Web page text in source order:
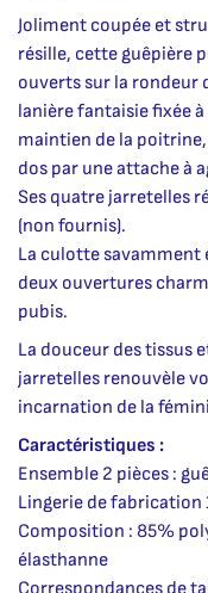
Joliment coupée et
résille, cette guêpière
ouverts sur la rondeur
lanière fantaisie fixée
maintien de la
dos par une attache à
Ses quatre jarretelles
(non fournis).
La culotte savamment
deux ouvertures
pubis.
La douceur des tissus
jarretelles renouvèle
incarnation de la
Caractéristiques :
Ensemble 2 pièces :
Lingerie de fabrication
Composition : 85%
élasthanne
Correspondances de